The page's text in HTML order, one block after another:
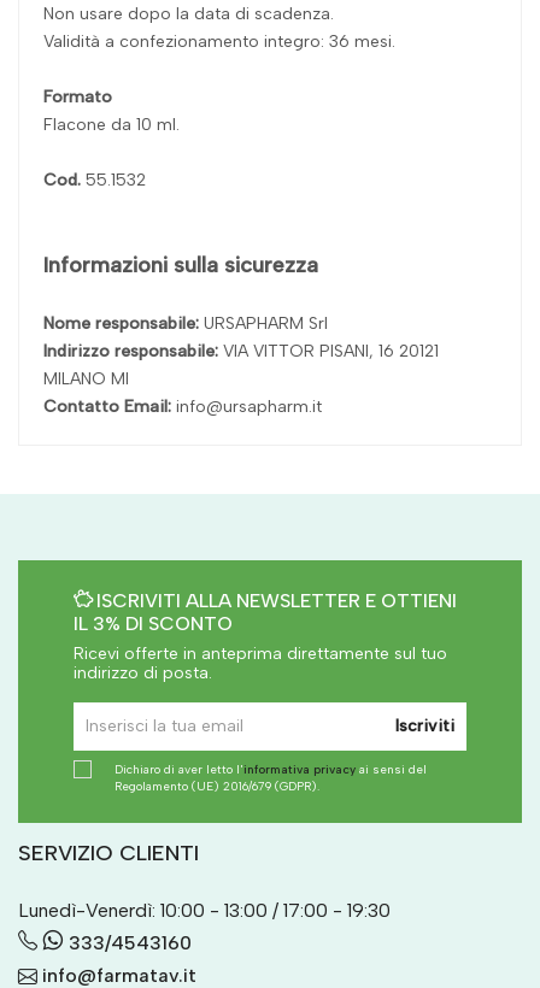
Non usare dopo la data di scadenza.
Validità a confezionamento integro: 36 mesi.
Formato
Flacone da 10 ml.
Cod. 55.1532
Informazioni sulla sicurezza
Nome responsabile: URSAPHARM Srl
Indirizzo responsabile: VIA VITTOR PISANI, 16 20121
MILANO MI
Contatto Email: info@ursapharm.it
ISCRIVITI ALLA NEWSLETTER E OTTIENI
IL 3% DI SCONTO
Ricevi offerte in anteprima direttamente sul tuo
indirizzo di posta.
Iscriviti
Dichiaro di aver letto l'informativa privacy ai sensi del
Regolamento (UE) 2016/679 (GDPR).
SERVIZIO CLIENTI
Lunedì-Venerdì: 10:00 - 13:00 / 17:00 - 19:30
333/4543160
info@farmatav.it